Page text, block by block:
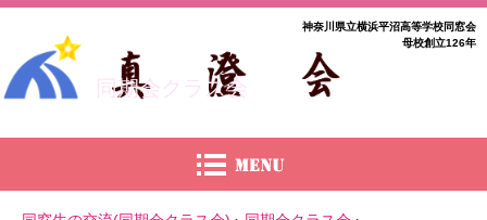
同期会クラス会
神奈川県立横浜平沼高等学校同窓会
母校創立126年